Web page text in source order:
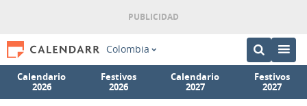
Colombia
Calendario
2026
Festivos
2026
Calendario
2027
Festivos
2027